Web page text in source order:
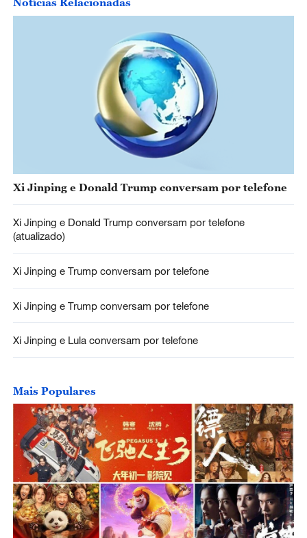
Xi Jinping e Donald Trump conversam por telefone
Xi Jinping e Donald Trump conversam por telefone
(atualizado)
Xi Jinping e Trump conversam por telefone
Xi Jinping e Trump conversam por telefone
Xi Jinping e Lula conversam por telefone
Mais Populares